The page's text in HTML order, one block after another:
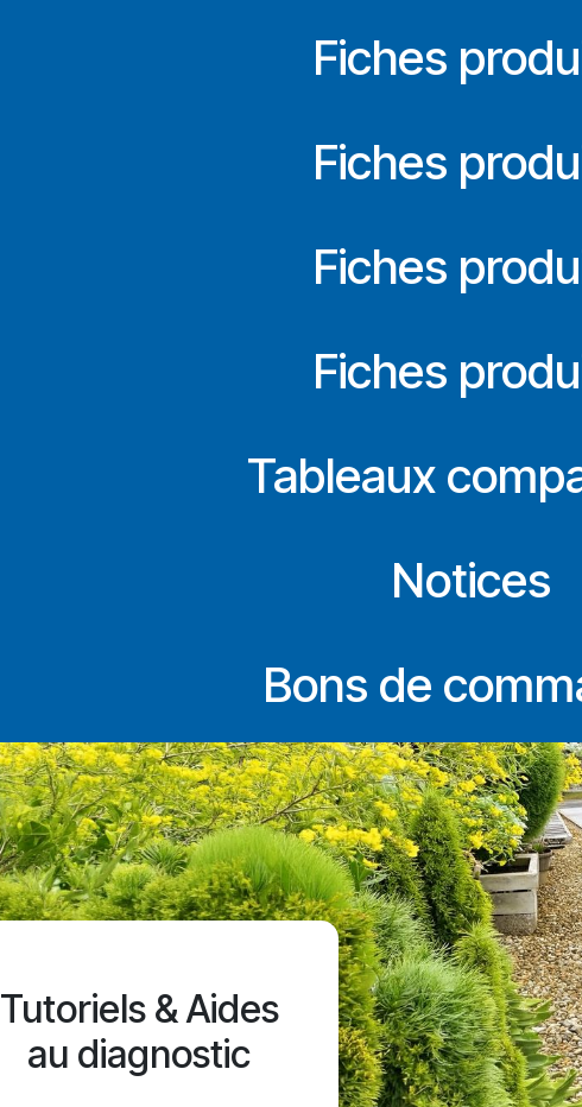
Fiches
Fiches
Fiches
Fiches
Tableaux
Notices
Bons de
Tutoriels & Aides
au diagnostic